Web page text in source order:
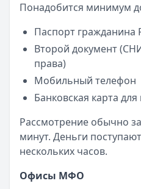
Понадобится минимум
Паспорт гражданина
Второй документ
права)
Мобильный телефон
Банковская карта
Рассмотрение обычно
минут. Деньги
нескольких часов.
Офисы МФО